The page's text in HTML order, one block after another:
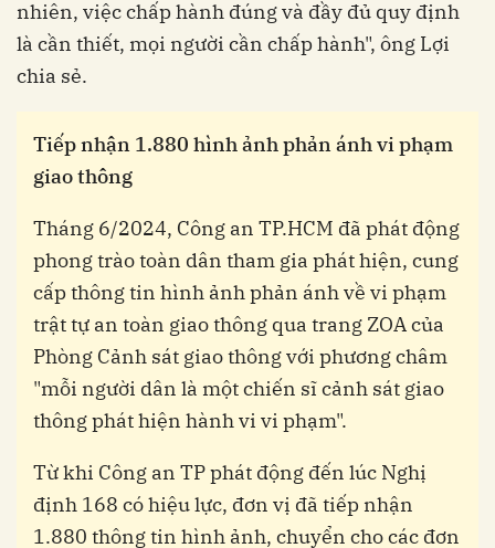
nhiên, việc chấp hành đúng và đầy đủ quy định
là cần thiết, mọi người cần chấp hành", ông Lợi
chia sẻ.
Tiếp nhận 1.880 hình ảnh phản ánh vi phạm
giao thông
Tháng 6/2024, Công an TP.HCM đã phát động
phong trào toàn dân tham gia phát hiện, cung
cấp thông tin hình ảnh phản ánh về vi phạm
trật tự an toàn giao thông qua trang ZOA của
Phòng Cảnh sát giao thông với phương châm
"mỗi người dân là một chiến sĩ cảnh sát giao
thông phát hiện hành vi vi phạm".
Từ khi Công an TP phát động đến lúc Nghị
định 168 có hiệu lực, đơn vị đã tiếp nhận
1.880 thông tin hình ảnh, chuyển cho các đơn